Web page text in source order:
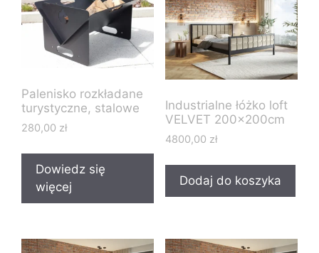
Palenisko rozkładane
turystyczne, stalowe
280,00 zł
Dowiedz się
więcej
Industrialne łóżko loft
VELVET 200x200cm
4800,00 zł
Dodaj do koszyka